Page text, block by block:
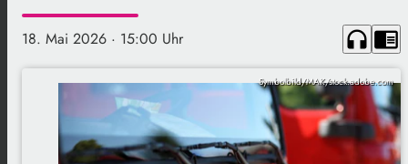
18. Mai 2026 · 15:00 Uhr headphones chrome_reader_mode
Symbolbild/MAK/stock.adobe.com